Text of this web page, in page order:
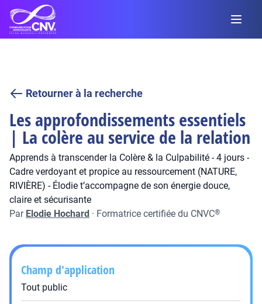
Retourner à la recherche
Les approfondissements essentiels
| La colère au service de la relation
Apprends à transcender la Colère & la Culpabilité - 4 jours -
Cadre verdoyant et propice au ressourcement (NATURE,
RIVIÈRE) - Élodie t’accompagne de son énergie douce,
claire et sécurisante
Par Elodie Hochard · Formatrice certifiée du CNVC®
Champ d'application
Tout public